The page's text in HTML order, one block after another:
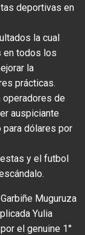
deportivas en
la cual
en todos los
la
prácticas.
operadores de
auspiciante
para dólares por
y el futbol
Muguruza
Yulia
el genuine 1°